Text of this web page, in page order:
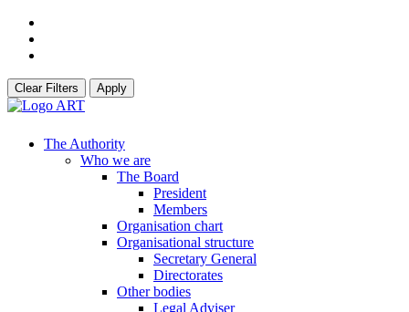
Clear Filters Apply
The Authority
Who we are
The Board
President
Members
Organisation chart
Organisational structure
Secretary General
Directorates
Other bodies
Legal Adviser